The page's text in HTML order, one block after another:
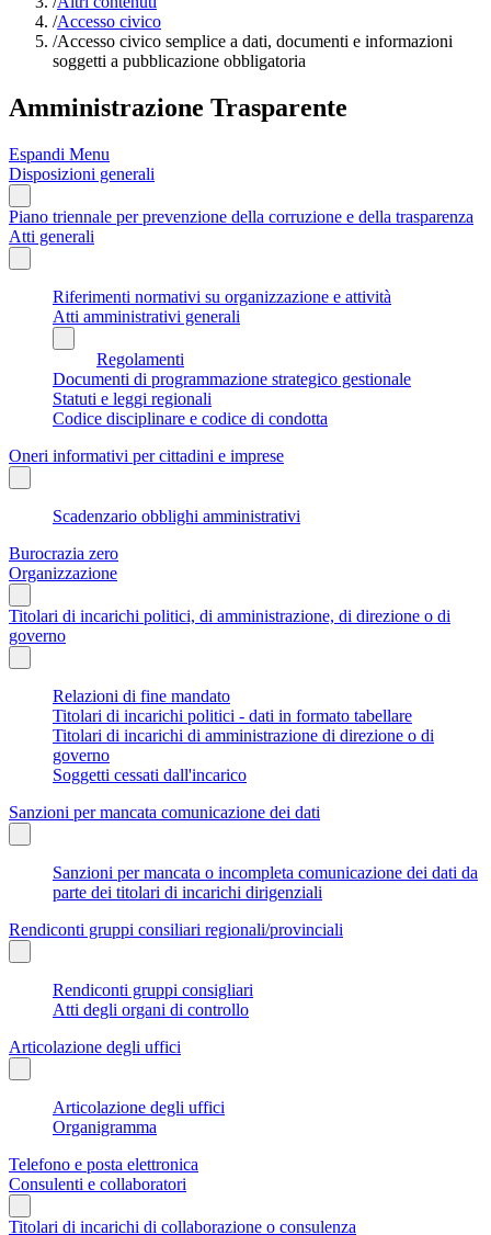
/Accesso civico
/Accesso civico semplice a dati, documenti e informazioni
soggetti a pubblicazione obbligatoria
Amministrazione Trasparente
Espandi Menu
Disposizioni generali
Piano triennale per prevenzione della corruzione e della trasparenza
Atti generali
Riferimenti normativi su organizzazione e attività
Atti amministrativi generali
Regolamenti
Documenti di programmazione strategico gestionale
Statuti e leggi regionali
Codice disciplinare e codice di condotta
Oneri informativi per cittadini e imprese
Scadenzario obblighi amministrativi
Burocrazia zero
Organizzazione
Titolari di incarichi politici, di amministrazione, di direzione o di
governo
Relazioni di fine mandato
Titolari di incarichi politici - dati in formato tabellare
Titolari di incarichi di amministrazione di direzione o di
governo
Soggetti cessati dall'incarico
Sanzioni per mancata comunicazione dei dati
Sanzioni per mancata o incompleta comunicazione dei dati da
parte dei titolari di incarichi dirigenziali
Rendiconti gruppi consiliari regionali/provinciali
Rendiconti gruppi consigliari
Atti degli organi di controllo
Articolazione degli uffici
Articolazione degli uffici
Organigramma
Telefono e posta elettronica
Consulenti e collaboratori
Titolari di incarichi di collaborazione o consulenza